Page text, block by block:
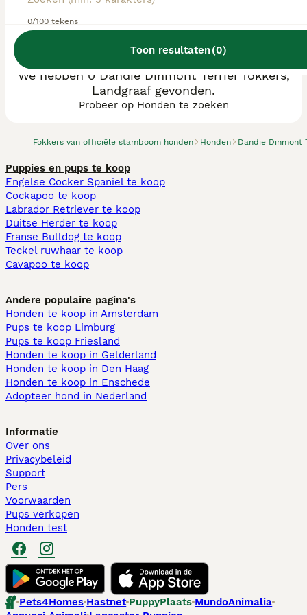
0/100 tekens
Toon resultaten(0)
Fokkers van officiële stamboom honden Honden Dandie Dinmont
We hebben 0 Dandie Dinmont Terriër fokkers,
Landgraaf gevonden.
Probeer op Honden te zoeken
Puppies en pups te koop
Engelse Cocker Spaniel te koop
Cockapoo te koop
Labrador Retriever te koop
Duitse Herder te koop
Franse Bulldog te koop
Teckel ruwhaar te koop
Cavapoo te koop
Andere populaire pagina's
Honden te koop in Amsterdam
Pups te koop Limburg​
Pups te koop Friesland​
Honden te koop in Gelderland
Honden te koop in Den Haag
Honden te koop in Enschede
Adopteer hond in Nederland
Informatie
Over ons
Privacybeleid
Support
Pers
Voorwaarden
Pups verkopen
Honden test
Pets4Homes Hastnet PuppyPlaats MundoAnimalia